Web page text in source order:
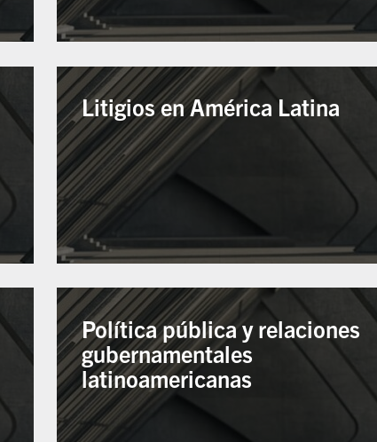
Litigios en América Latina
Política pública y relaciones
gubernamentales
latinoamericanas